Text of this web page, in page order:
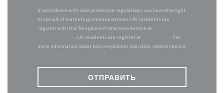
In accordance with data protection regulations, you have the right
to opt out of marketing communications. UK residents can
register with the Telephone Preference Service at
. US residents can register at
. For
more information about how we process your data, please see our